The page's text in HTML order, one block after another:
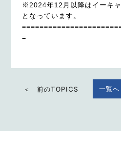
※2024年12月以降はイーキ
となっています。
=
＜ 前のTOPICS 一覧へ